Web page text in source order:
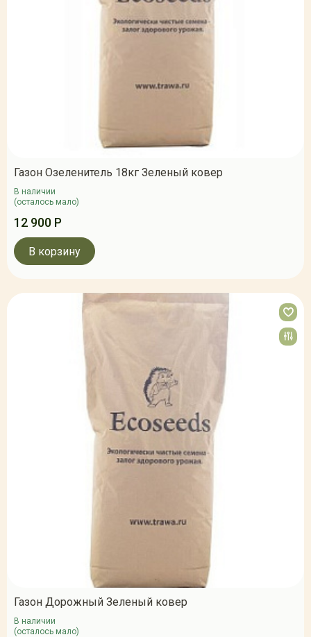
Газон Озеленитель 18кг Зеленый ковер
В наличии
(осталось мало)
12 900 Р
В корзину
Газон Дорожный Зеленый ковер
В наличии
(осталось мало)